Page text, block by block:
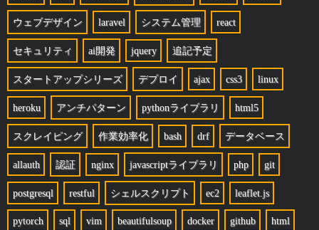
ウェブデザイン laravel システム管理 react
セキュリティ ai開発 jquery 追記予定
スタートアップシリーズ デプロイ ajax css3 linux
heroku アンチパターン pythonライブラリ html5
スクレイピング 作業効率化 bash drf データベース
allauth 認証 nginx javascriptライブラリ php git
postgresql restful シェルスクリプト ec2 leaflet.js
pytorch sql vim beautifulsoup docker github html